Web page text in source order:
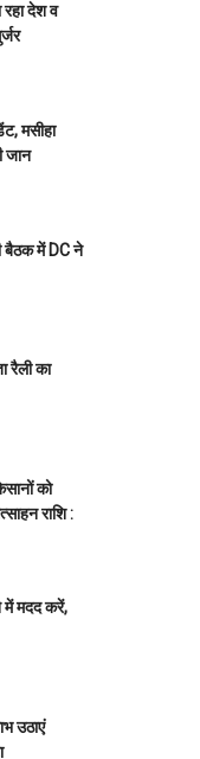
रहा देश व
मसीहा
जान
बैठक में DC ने
रैली का
को
राशि :
में मदद करें,
उठाएं